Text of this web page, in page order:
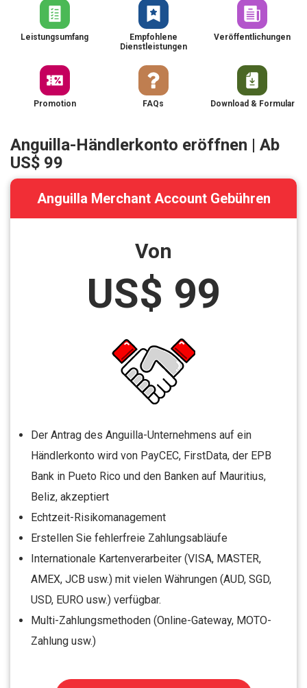
Leistungsumfang
Empfohlene
Dienstleistungen
Veröffentlichungen
Promotion FAQs Download & Formular
Anguilla-Händlerkonto eröffnen | Ab
US$ 99
Anguilla Merchant Account Gebühren
Von
US$ 99
Der Antrag des Anguilla-Unternehmens auf ein
Händlerkonto wird von PayCEC, FirstData, der EPB
Bank in Pueto Rico und den Banken auf Mauritius,
Beliz, akzeptiert
Echtzeit-Risikomanagement
Erstellen Sie fehlerfreie Zahlungsabläufe
Internationale Kartenverarbeiter (VISA, MASTER,
AMEX, JCB usw.) mit vielen Währungen (AUD, SGD,
USD, EURO usw.) verfügbar.
Multi-Zahlungsmethoden (Online-Gateway, MOTO-
Zahlung usw.)